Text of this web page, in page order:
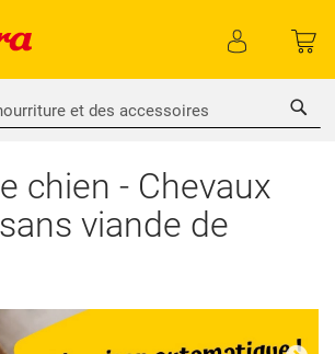
chien - Chevaux
viande de